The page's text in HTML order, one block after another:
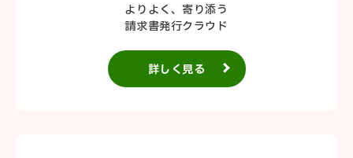
よりよく、寄り添う
請求書発行クラウド
詳しく見る